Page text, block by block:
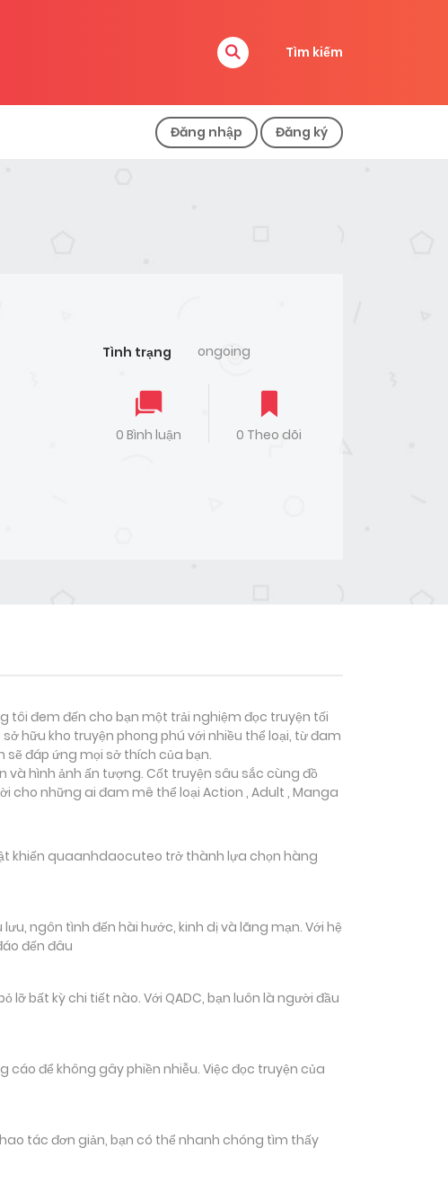
Tìm kiếm
Đăng nhập Đăng ký
Tình trạng ongoing
0 Bình luận 0 Theo dõi
tôi đem đến cho bạn một trải nghiệm đọc truyện tối
hữu kho truyện phong phú với nhiều thể loại, từ đam
sẽ đáp ứng mọi sở thích của bạn.
hình ảnh ấn tượng. Cốt truyện sâu sắc cùng đồ
cho những ai đam mê thể loại Action , Adult , Manga
khiến quaanhdaocuteo trở thành lựa chọn hàng
ngôn tình đến hài hước, kinh dị và lãng mạn. Với hệ
đến đâu
bất kỳ chi tiết nào. Với QADC, bạn luôn là người đầu
cáo để không gây phiền nhiễu. Việc đọc truyện của
tác đơn giản, bạn có thể nhanh chóng tìm thấy